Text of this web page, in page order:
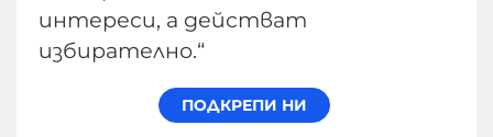
интереси, а действат
избирателно.“